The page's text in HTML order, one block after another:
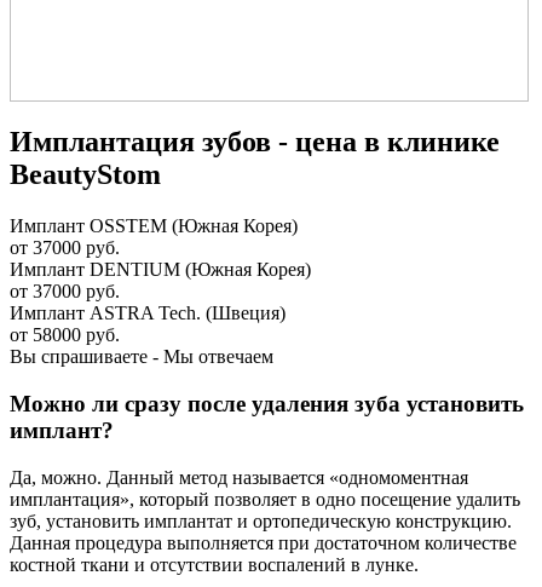
Имплантация зубов - цена в клинике
BeautyStom
Имплант OSSTEM (Южная Корея)
от 37000 руб.
Имплант DENTIUM (Южная Корея)
от 37000 руб.
Имплант ASTRA Tech. (Швеция)
от 58000 руб.
Вы спрашиваете - Мы отвечаем
Можно ли сразу после удаления зуба установить
имплант?
Да, можно. Данный метод называется «одномоментная
имплантация», который позволяет в одно посещение удалить
зуб, установить имплантат и ортопедическую конструкцию.
Данная процедура выполняется при достаточном количестве
костной ткани и отсутствии воспалений в лунке.